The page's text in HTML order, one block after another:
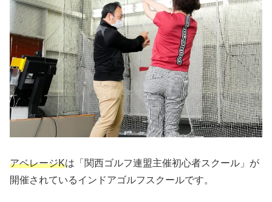
アベレージKは「関西ゴルフ連盟主催初心者スクール」が
開催されているインドアゴルフスクールです。